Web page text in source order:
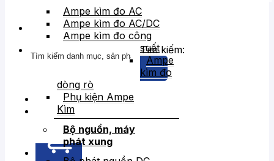
Tìm kiếm:
Ampe kìm đo AC
Ampe kìm đo AC/DC
Ampe kìm đo công
suất
Ampe
kìm đo
dòng rò
Phụ kiện Ampe
Kìm
Bộ nguồn, máy
phát xung